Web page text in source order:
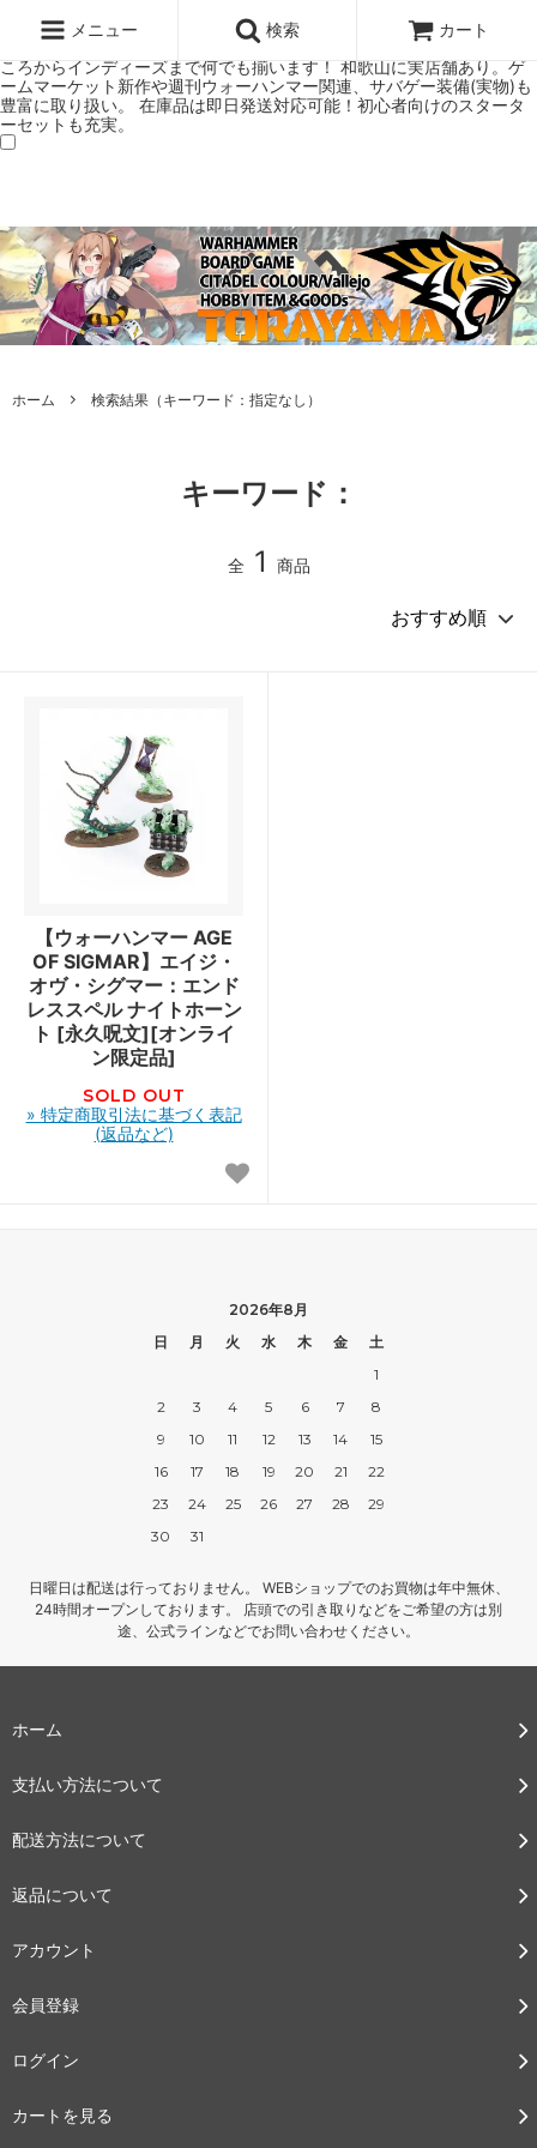
ミアムショップTORAYAMA。通販・オンラインショップです！ ウォー
ハンマーとボードゲームのことなら当店へ！ボードゲームもメジャーど
ころからインディーズまで何でも揃います！ 和歌山に実店舗あり。ゲ
ームマーケット新作や週刊ウォーハンマー関連、サバゲー装備(実物)も
豊富に取り扱い。 在庫品は即日発送対応可能！初心者向けのスタータ
ーセットも充実。
メニュー 検索 カート
ホーム 検索結果（キーワード：指定なし）
キーワード：
全 1 商品
【ウォーハンマー AGE
OF SIGMAR】エイジ・
オヴ・シグマー：エンド
レススペル ナイトホーン
ト [永久呪文][オンライ
ン限定品]
SOLD OUT
» 特定商取引法に基づく表記
(返品など)
2026年8月
日
月 火 水 木 金
土
1
2
3 4 5 6 7
8
9
10 11 12 13 14
15
16
17 18 19 20 21
22
23
24 25 26 27 28
29
30
31
日曜日は配送は行っておりません。 WEBショップでのお買物は年中無休、
24時間オープンしております。 店頭での引き取りなどをご希望の方は別
途、公式ラインなどでお問い合わせください。
ホーム
支払い方法について
配送方法について
返品について
アカウント
会員登録
ログイン
カートを見る